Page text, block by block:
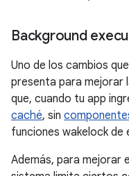
Background
Uno de los cambios
presenta para mejorar
que, cuando tu app
caché, sin
funciones wakelock de
Además, para mejorar